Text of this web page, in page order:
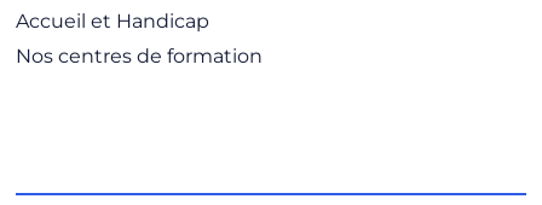
Accueil et Handicap
Nos centres de formation